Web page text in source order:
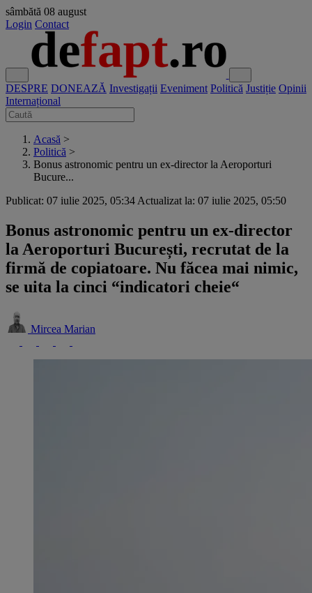
sâmbătă 08 august
Login Contact
DESPRE DONEAZĂ Investigații Eveniment Politică Justiție Opinii
Internațional
Acasă >
Politică >
Bonus astronomic pentru un ex-director la Aeroporturi
Bucure...
Publicat: 07 iulie 2025, 05:34 Actualizat la: 07 iulie 2025, 05:50
Bonus astronomic pentru un ex-director
la Aeroporturi București, recrutat de la
firmă de copiatoare. Nu făcea mai nimic,
se uita la cinci “indicatori cheie“
Mircea Marian